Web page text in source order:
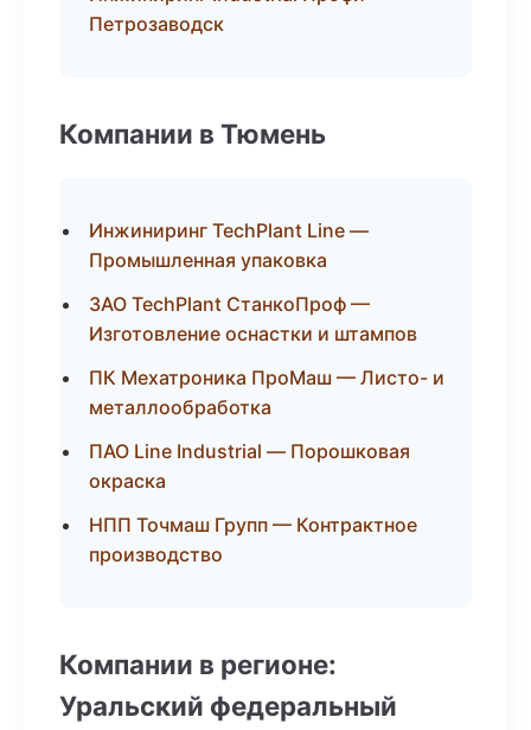
Петрозаводск
Компании в Тюмень
Инжиниринг TechPlant Line —
Промышленная упаковка
ЗАО TechPlant СтанкоПроф —
Изготовление оснастки и штампов
ПК Мехатроника ПроМаш — Листо- и
металлообработка
ПАО Line Industrial — Порошковая
окраска
НПП Точмаш Групп — Контрактное
производство
Компании в регионе:
Уральский федеральный